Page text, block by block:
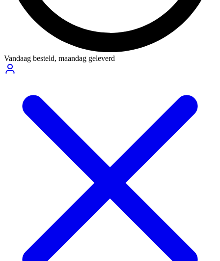
Vandaag besteld, maandag geleverd